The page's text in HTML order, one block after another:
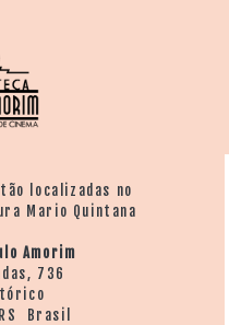
localizadas no
Mario Quintana
Amorim
736
Brasil